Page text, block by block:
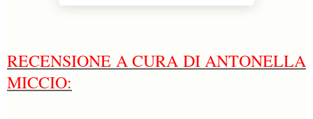
RECENSIONE A CURA DI ANTONELLA
MICCIO: